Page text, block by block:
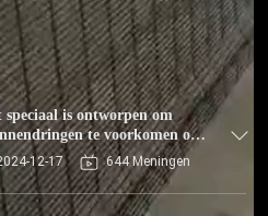
is ontworpen om
te voorkomen of
12-17 644 Meningen